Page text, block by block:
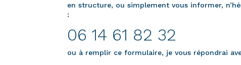
en structure, ou simplement vous informer,
:
06 14 61 82 32
ou à remplir ce formulaire, je vous répondrai